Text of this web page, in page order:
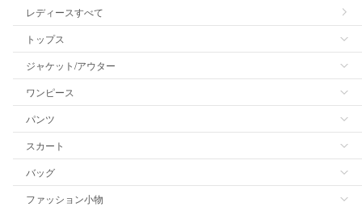
レディースすべて
トップス
ジャケット/アウター
ワンピース
パンツ
スカート
バッグ
ファッション小物